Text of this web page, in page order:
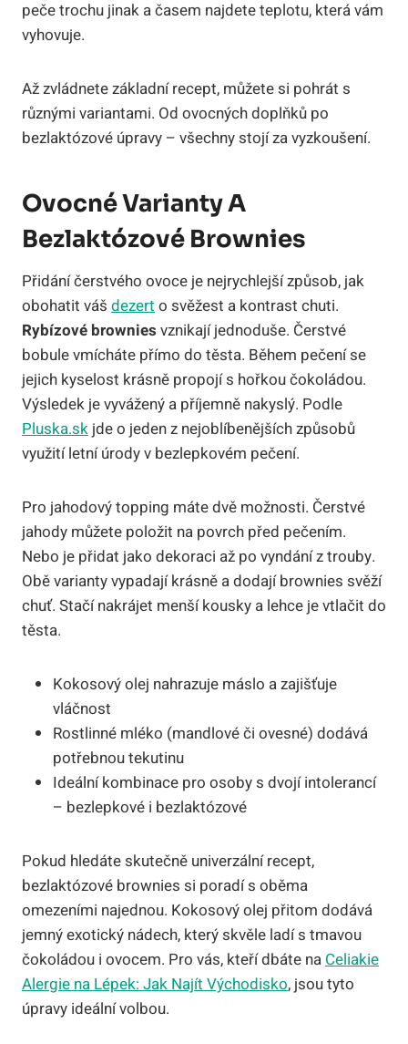
peče trochu jinak a časem najdete teplotu, která vám
vyhovuje.
Až zvládnete základní recept, můžete si pohrát s
různými variantami. Od ovocných doplňků po
bezlaktózové úpravy – všechny stojí za vyzkoušení.
Ovocné Varianty A
Bezlaktózové Brownies
Přidání čerstvého ovoce je nejrychlejší způsob, jak
obohatit váš dezerto svěžest a kontrast chuti.
Rybízové brownies vznikají jednoduše. Čerstvé
bobule vmícháte přímo do těsta. Během pečení se
jejich kyselost krásně propojí s hořkou čokoládou.
Výsledek je vyvážený a příjemně nakyslý. Podle
Pluska.sk jde o jeden z nejoblíbenějších způsobů
využití letní úrody v bezlepkovém pečení.
Pro jahodový topping máte dvě možnosti. Čerstvé
jahody můžete položit na povrch před pečením.
Nebo je přidat jako dekoraci až po vyndání z trouby.
Obě varianty vypadají krásně a dodají brownies svěží
chuť. Stačí nakrájet menší kousky a lehce je vtlačit do
těsta.
Kokosový olej nahrazuje máslo a zajišťuje
vláčnost
Rostlinné mléko (mandlové či ovesné) dodává
potřebnou tekutinu
Ideální kombinace pro osoby s dvojí intolerancí
– bezlepkové i bezlaktózové
Pokud hledáte skutečně univerzální recept,
bezlaktózové brownies si poradí s oběma
omezeními najednou. Kokosový olej přitom dodává
jemný exotický nádech, který skvěle ladí s tmavou
čokoládou i ovocem. Pro vás, kteří dbáte naCeliakie
Alergie na Lépek: Jak Najít Východisko, jsou tyto
úpravy ideální volbou.